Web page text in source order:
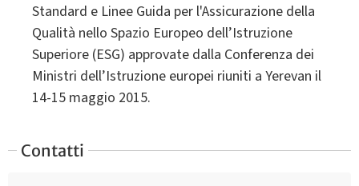
Standard e Linee Guida per l'Assicurazione della
Qualità nello Spazio Europeo dell’Istruzione
Superiore (ESG) approvate dalla Conferenza dei
Ministri dell’Istruzione europei riuniti a Yerevan il
14-15 maggio 2015.
Contatti